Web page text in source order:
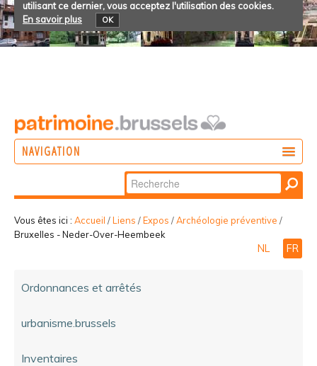
utilisant ce dernier, vous acceptez l'utilisation des cookies.
En savoir plus
OK
NAVIGATION
PARTICIPER
Chercher par
Recherche
avancée…
Vous êtes ici : Accueil /Liens /Expos /Archéologie préventive /
Bruxelles - Neder-Over-Heembeek
NL FR
Ordonnances et arrêtés
urbanisme.brussels
Inventaires